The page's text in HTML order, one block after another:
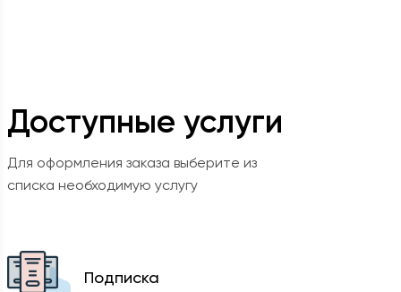
Доступные услуги
Для оформления заказа выберите из
списка необходимую услугу
Подписка